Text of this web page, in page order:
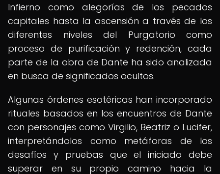
Infierno como alegorías de los pecados
capitales hasta la ascensión a través de los
diferentes niveles del Purgatorio como
proceso de purificación y redención, cada
parte de la obra de Dante ha sido analizada
en busca de significados ocultos.
Algunas órdenes esotéricas han incorporado
rituales basados en los encuentros de Dante
con personajes como Virgilio, Beatriz o Lucifer,
interpretándolos como metáforas de los
desafíos y pruebas que el iniciado debe
superar en su propio camino hacia la